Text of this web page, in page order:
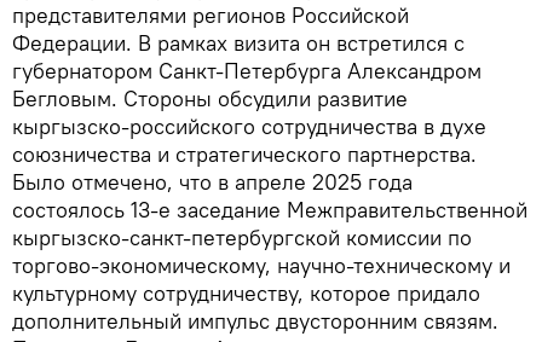
представителями регионов Российской
Федерации. В рамках визита он встретился с
губернатором Санкт-Петербурга Александром
Бегловым. Стороны обсудили развитие
кыргызско-российского сотрудничества в духе
союзничества и стратегического партнерства.
Было отмечено, что в апреле 2025 года
состоялось 13-е заседание Межправительственной
кыргызско-санкт-петербургской комиссии по
торгово-экономическому, научно-техническому и
культурному сотрудничеству, которое придало
дополнительный импульс двусторонним связям.